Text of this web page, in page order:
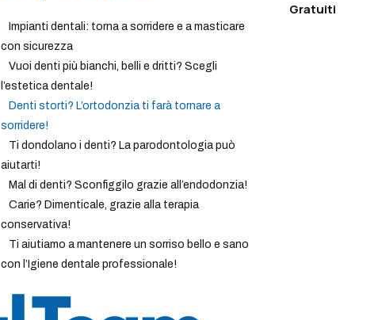
Impianti dentali: torna a sorridere e a masticare
con sicurezza
Vuoi denti più bianchi, belli e dritti? Scegli
l’estetica dentale!
Denti storti? L’ortodonzia ti farà tornare a
sorridere!
Ti dondolano i denti? La parodontologia può
aiutarti!
Mal di denti? Sconfiggilo grazie all’endodonzia!
Carie? Dimenticale, grazie alla terapia
conservativa!
Ti aiutiamo a mantenere un sorriso bello e sano
con l’Igiene dentale professionale!
Gratuiti